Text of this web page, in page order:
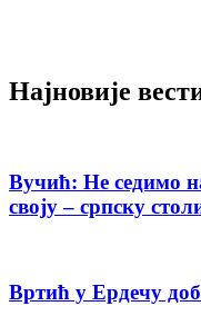
Најновије
Вучић: Не седимо
своју – српску
Вртић у Ердечу